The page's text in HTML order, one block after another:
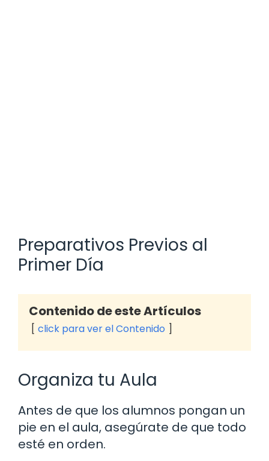
Preparativos Previos al
Primer Día
Contenido de este Artículos
click para ver el Contenido
Organiza tu Aula
Antes de que los alumnos pongan un
pie en el aula, asegúrate de que todo
esté en orden.